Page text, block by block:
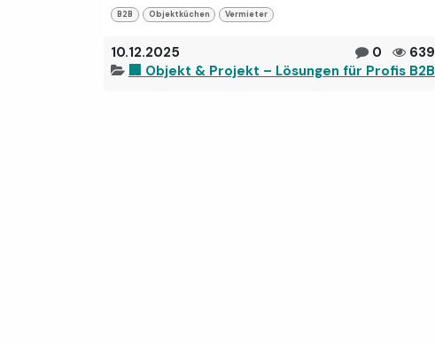
B2B Objektküchen Vermieter
10.12.2025 0
639
🏢 Objekt & Projekt – Lösungen für Profis B2B